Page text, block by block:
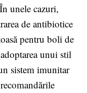
unele cazuri,
de antibiotice
pentru boli de
unui stil
sistem imunitar